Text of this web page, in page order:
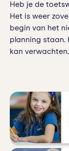
Heb je de
Het is weer
begin van het
planning staan.
kan verwachten.